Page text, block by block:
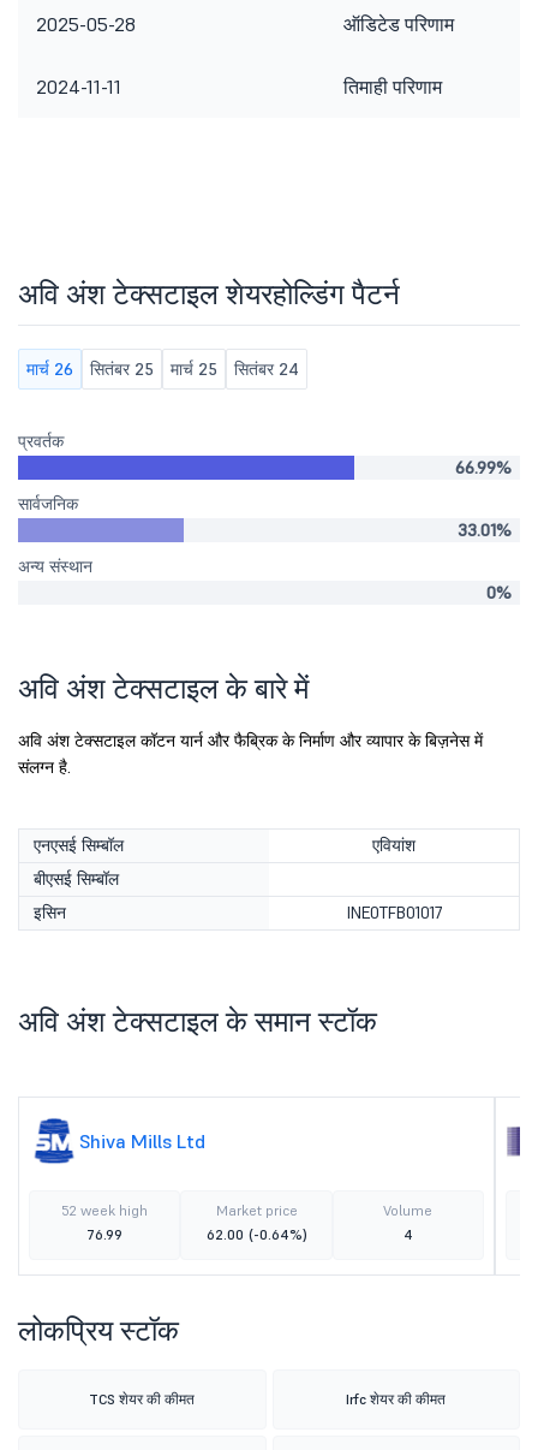
2025-05-28 ऑडिटेड परिणाम
2024-11-11 तिमाही परिणाम
अवि अंश टेक्सटाइल शेयरहोल्डिंग पैटर्न
मार्च 26 सितंबर 25 मार्च 25 सितंबर 24
प्रवर्तक
66.99%
सार्वजनिक
33.01%
अन्य संस्थान
0%
अवि अंश टेक्सटाइल के बारे में
अवि अंश टेक्सटाइल कॉटन यार्न और फैब्रिक के निर्माण और व्यापार के बिज़नेस में
संलग्न है.
एनएसई सिम्बॉल
एवियांश
बीएसई सिम्बॉल
इसिन
INE0TFB01017
अवि अंश टेक्सटाइल के समान स्टॉक
Shiva Mills Ltd
52 week high
76.99
Market price
62.00 (-0.64%)
Volume
4
लोकप्रिय स्टॉक
TCS शेयर की कीमत Irfc शेयर की कीमत